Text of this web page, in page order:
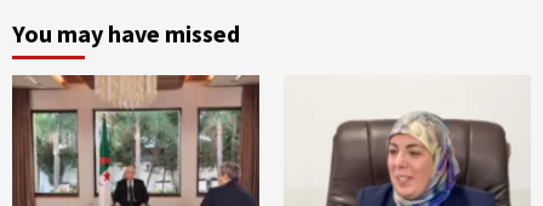
You may have missed